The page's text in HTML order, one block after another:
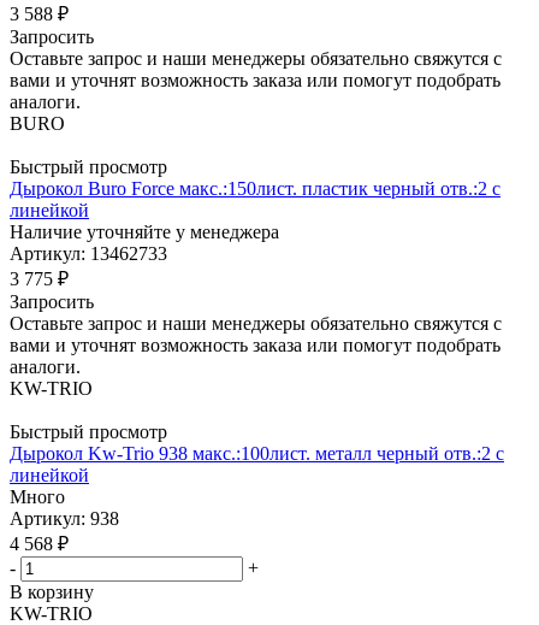
3 588 ₽
Запросить
Оставьте запрос и наши менеджеры обязательно свяжутся с
вами и уточнят возможность заказа или помогут подобрать
аналоги.
BURO
Быстрый просмотр
Дырокол Buro Force макс.:150лист. пластик черный отв.:2 с
линейкой
Наличие уточняйте у менеджера
Артикул: 13462733
3 775 ₽
Запросить
Оставьте запрос и наши менеджеры обязательно свяжутся с
вами и уточнят возможность заказа или помогут подобрать
аналоги.
KW-TRIO
Быстрый просмотр
Дырокол Kw-Trio 938 макс.:100лист. металл черный отв.:2 с
линейкой
Много
Артикул: 938
4 568 ₽
-
+
В корзину
KW-TRIO